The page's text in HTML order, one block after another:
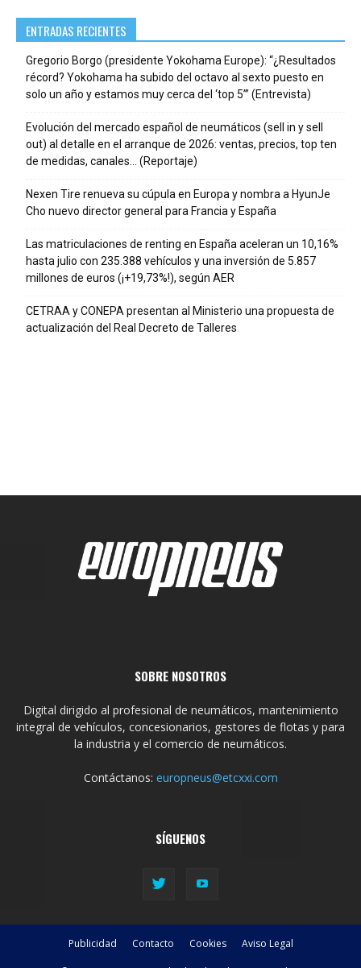
ENTRADAS RECIENTES
Gregorio Borgo (presidente Yokohama Europe): “¿Resultados
récord? Yokohama ha subido del octavo al sexto puesto en
solo un año y estamos muy cerca del ‘top 5’” (Entrevista)
Evolución del mercado español de neumáticos (sell in y sell
out) al detalle en el arranque de 2026: ventas, precios, top ten
de medidas, canales… (Reportaje)
Nexen Tire renueva su cúpula en Europa y nombra a HyunJe
Cho nuevo director general para Francia y España
Las matriculaciones de renting en España aceleran un 10,16%
hasta julio con 235.388 vehículos y una inversión de 5.857
millones de euros (¡+19,73%!), según AER
CETRAA y CONEPA presentan al Ministerio una propuesta de
actualización del Real Decreto de Talleres
SOBRE NOSOTROS
Digital dirigido al profesional de neumáticos, mantenimiento
integral de vehículos, concesionarios, gestores de flotas y para
la industria y el comercio de neumáticos.
Contáctanos: europneus@etcxxi.com
SÍGUENOS
Publicidad Contacto Cookies Aviso Legal